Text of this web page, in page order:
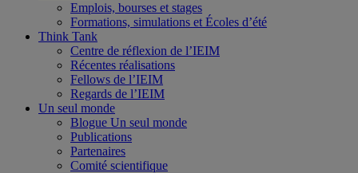
Emplois, bourses et stages
Formations, simulations et Écoles d’été
Think Tank
Centre de réflexion de l’IEIM
Récentes réalisations
Fellows de l’IEIM
Regards de l’IEIM
Un seul monde
Blogue Un seul monde
Publications
Partenaires
Comité scientifique